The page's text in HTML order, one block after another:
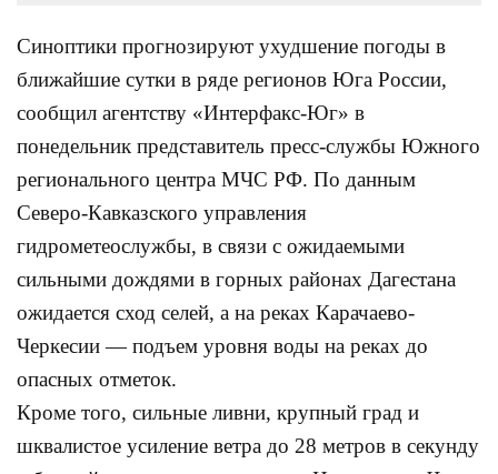
Синоптики прогнозируют ухудшение погоды в
ближайшие сутки в ряде регионов Юга России,
сообщил агентству «Интерфакс-Юг» в
понедельник представитель пресс-службы Южного
регионального центра МЧС РФ. По данным
Северо-Кавказского управления
гидрометеослужбы, в связи с ожидаемыми
сильными дождями в горных районах Дагестана
ожидается сход селей, а на реках Карачаево-
Черкесии — подъем уровня воды на реках до
опасных отметок.
Кроме того, сильные ливни, крупный град и
шквалистое усиление ветра до 28 метров в секунду